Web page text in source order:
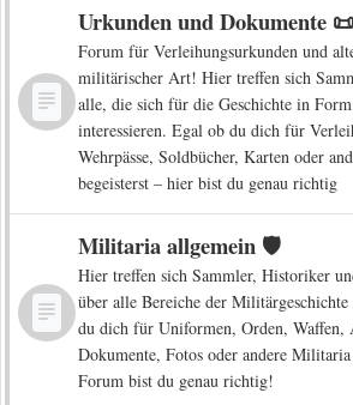
Urkunden und Dokumente 📜
Forum für Verleihungsurkunden und
militärischer Art! Hier treffen sich
alle, die sich für die Geschichte in
interessieren. Egal ob du dich für
Wehrpässe, Soldbücher, Karten oder
begeisterst – hier bist du genau richtig
Militaria allgemein 🛡️
Hier treffen sich Sammler, Historiker
über alle Bereiche der Militärgeschichte
du dich für Uniformen, Orden, Waffen,
Dokumente, Fotos oder andere
Forum bist du genau richtig!